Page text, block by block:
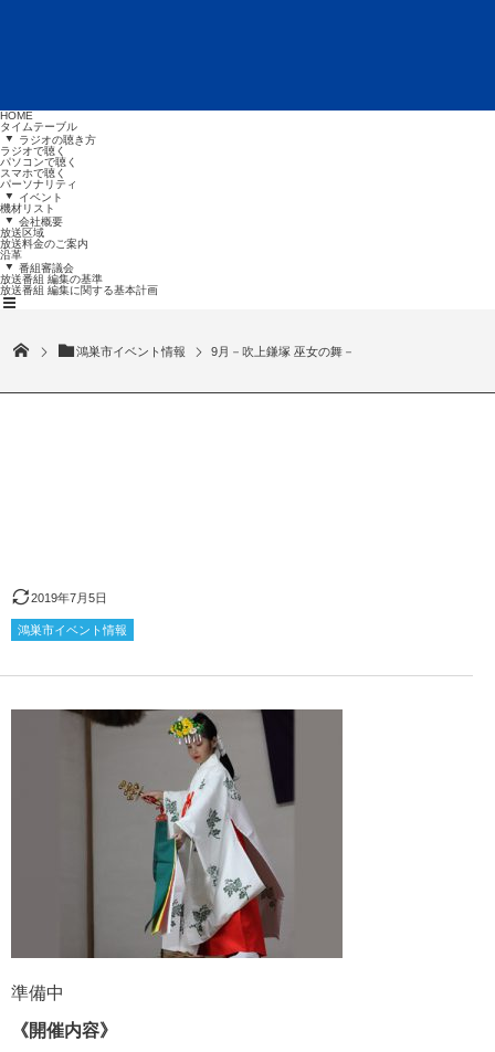
HOME
タイムテーブル
ラジオの聴き方
ラジオで聴く
パソコンで聴く
スマホで聴く
パーソナリティ
イベント
機材リスト
会社概要
放送区域
放送料金のご案内
沿革
番組審議会
放送番組 編集の基準
放送番組 編集に関する基本計画
鴻巣市イベント情報 9月－吹上鎌塚 巫女の舞－
2019年7月5日
鴻巣市イベント情報
準備中
《開催内容》